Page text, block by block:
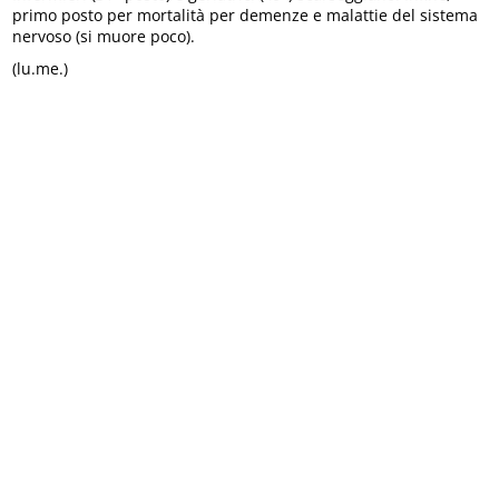
primo posto per mortalità per demenze e malattie del sistema
nervoso (si muore poco).
(lu.me.)